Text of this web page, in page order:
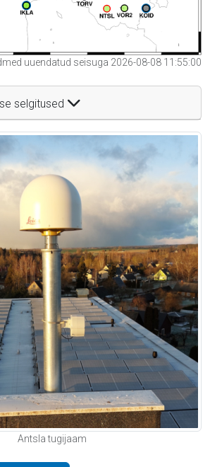
uuendatud seisuga 2026-08-08 11:55:00
selgitused
Antsla tugijaam